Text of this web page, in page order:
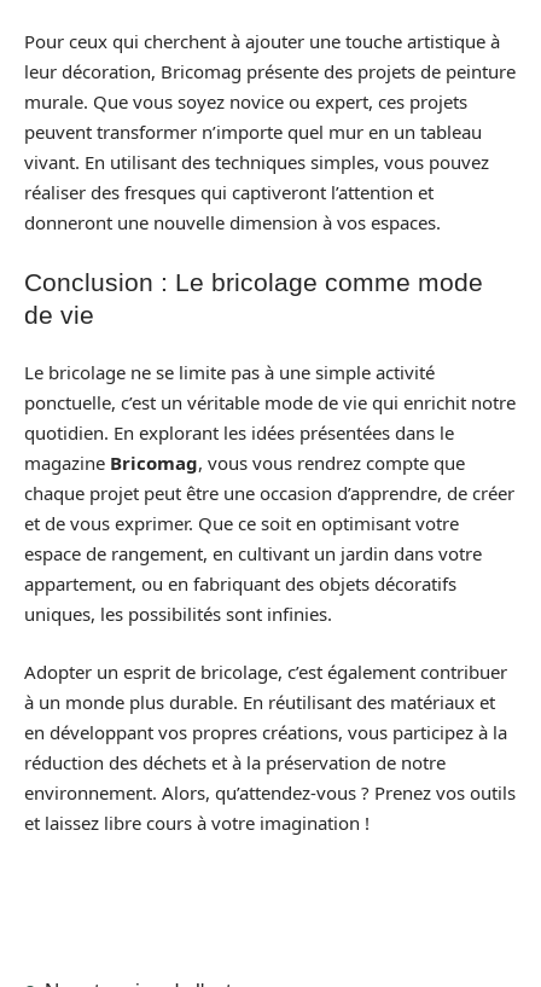
Pour ceux qui cherchent à ajouter une touche artistique à
leur décoration, Bricomag présente des projets de peinture
murale. Que vous soyez novice ou expert, ces projets
peuvent transformer n’importe quel mur en un tableau
vivant. En utilisant des techniques simples, vous pouvez
réaliser des fresques qui captiveront l’attention et
donneront une nouvelle dimension à vos espaces.
Conclusion : Le bricolage comme mode
de vie
Le bricolage ne se limite pas à une simple activité
ponctuelle, c’est un véritable mode de vie qui enrichit notre
quotidien. En explorant les idées présentées dans le
magazine Bricomag, vous vous rendrez compte que
chaque projet peut être une occasion d’apprendre, de créer
et de vous exprimer. Que ce soit en optimisant votre
espace de rangement, en cultivant un jardin dans votre
appartement, ou en fabriquant des objets décoratifs
uniques, les possibilités sont infinies.
Adopter un esprit de bricolage, c’est également contribuer
à un monde plus durable. En réutilisant des matériaux et
en développant vos propres créations, vous participez à la
réduction des déchets et à la préservation de notre
environnement. Alors, qu’attendez-vous ? Prenez vos outils
et laissez libre cours à votre imagination !